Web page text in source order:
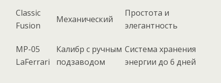
Classic
Fusion
Механический
Простота и
элегантность
MP-05
LaFerrari
Калибр с ручным
подзаводом
Система хранения
энергии до 6 дней